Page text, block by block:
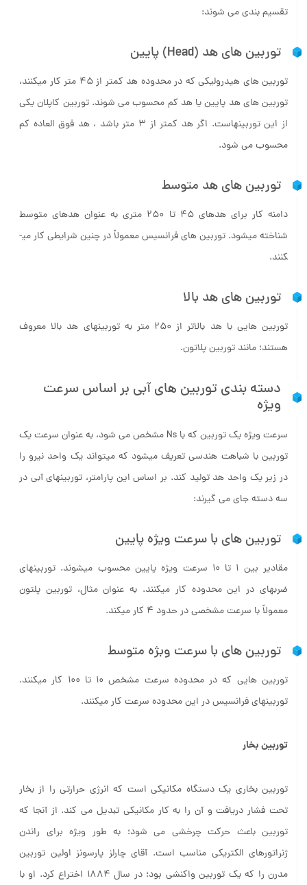
تقسیم بندی می­ شوند:
توربین­ های هد (Head) پایین
توربین­ های هیدرولیکی که در محدوده هد کمتر از 45 متر کار می­کنند،
توربین­ های هد پایین یا هد کم محسوب می شوند. توربین کاپلان یکی
از این توربین­هاست. اگر هد کمتر از 3 متر باشد ، هد فوق العاده کم
محسوب می شود.
توربین­ های هد متوسط
دامنه کار برای هدهای 45 تا 250 متری به عنوان هد­های متوسط
شناخته می­شود. توربین­ های فرانسیس معمولاً در چنین شرایطی کار می­
کنند.
توربین ­های هد بالا
توربین­ هایی با هد بالاتر از 250 متر به توربین­های هد بالا معروف
هستند؛ مانند توربین پلاتون.
دسته ­بندی توربین ­های آبی بر اساس سرعت
ویژه
سرعت ویژه یک توربین که با Ns مشخص می شود، به عنوان سرعت یک
توربین با شباهت هندسی تعریف می­شود که می­تواند یک واحد نیرو را
در زیر یک واحد هد تولید کند. بر اساس این پارامتر، توربین­های آبی در
سه دسته جای می گیرند:
توربین­ های با سرعت ویژه پایین
مقادیر بین 1 تا 10 سرعت ویژه پایین محسوب می­شوند. توربین­های
ضربه­ای در این محدوده کار می­کنند. به عنوان مثال، توربین پلتون
معمولاً با سرعت مشخصی در حدود 4 کار می­کند.
توربین ­های با سرعت وبژه متوسط
توربین هایی که در محدوده سرعت مشخص 10 تا 100 کار می­کنند.
توربین­های فرانسیس در این محدوده سرعت کار می­کنند.
توربین بخار
توربین بخاری یک دستگاه مکانیکی است که انرژی حرارتی را از بخار
تحت فشار دریافت و آن را به کار مکانیکی تبدیل می کند. از آنجا که
توربین باعث حرکت چرخشی می شود؛ به طور ویژه برای راندن
ژنراتورهای الکتریکی مناسب است. آقای چارلز پارسونز اولین توربین
مدرن را که یک توربین واکنشی بود؛ در سال 1884 اختراع کرد. او با